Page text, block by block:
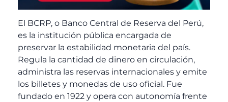
El BCRP, o Banco Central de Reserva del Perú,
es la institución pública encargada de
preservar la estabilidad monetaria del país.
Regula la cantidad de dinero en circulación,
administra las reservas internacionales y emite
los billetes y monedas de uso oficial. Fue
fundado en 1922 y opera con autonomía frente